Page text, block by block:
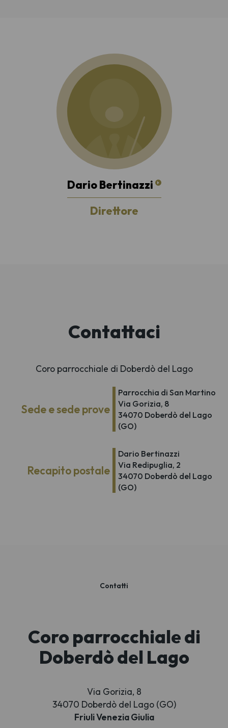
Dario Bertinazzi
Direttore
Contattaci
Coro parrocchiale di Doberdò del Lago
Sede e sede prove
Parrocchia di San Martino
Via Gorizia, 8
34070 Doberdò del Lago
(GO)
Recapito postale
Dario Bertinazzi
Via Redipuglia, 2
34070 Doberdò del Lago
(GO)
Contatti
Coro parrocchiale di
Doberdò del Lago
Via Gorizia, 8
34070 Doberdò del Lago (GO)
Friuli Venezia Giulia